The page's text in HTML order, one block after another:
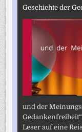
Geschichte der
und der
Leser auf eine